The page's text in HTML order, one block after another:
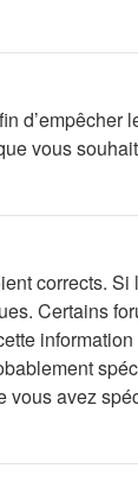
vous
corrects.
Certains
avez